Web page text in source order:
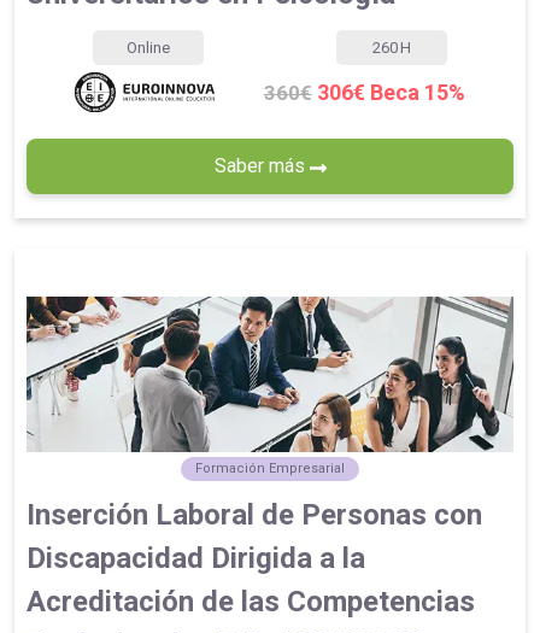
Online 260 H
360€ 306€ Beca 15%
Saber más
Formación Empresarial
Inserción Laboral de Personas con
Discapacidad Dirigida a la
Acreditación de las Competencias